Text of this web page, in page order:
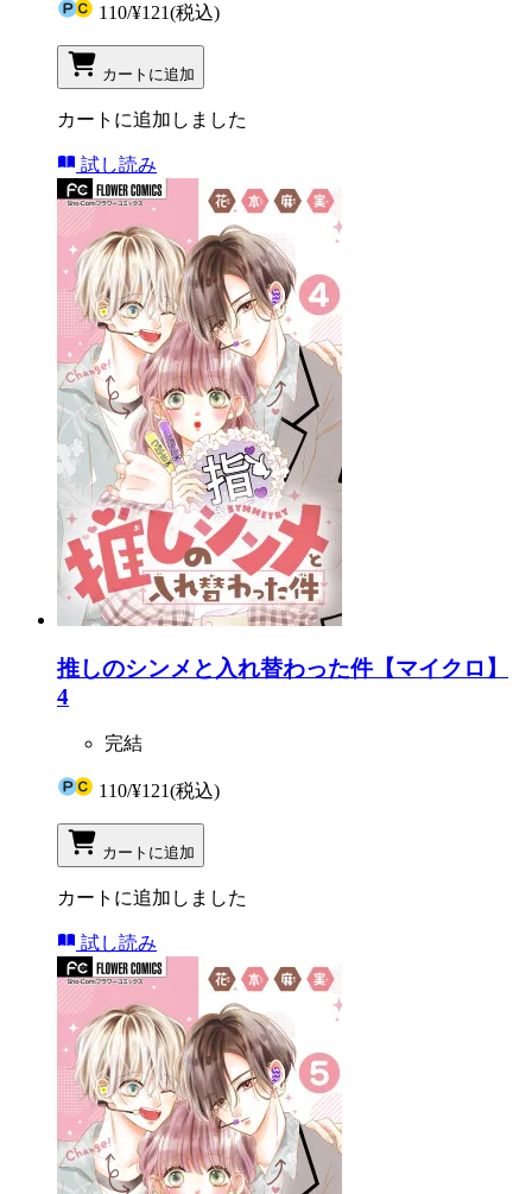
110/¥121(税込)
カートに追加
カートに追加しました
試し読み
推しのシンメと入れ替わった件【マイクロ】
4
完結
110/¥121(税込)
カートに追加
カートに追加しました
試し読み